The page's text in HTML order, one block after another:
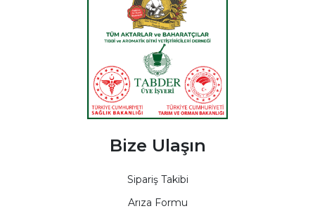
Bize Ulaşın
Sipariş Takibi
Arıza Formu